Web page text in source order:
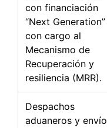
con financiación
“Next Generation”
con cargo al
Mecanismo de
Recuperación y
resiliencia (MRR).
Despachos
aduaneros y envío